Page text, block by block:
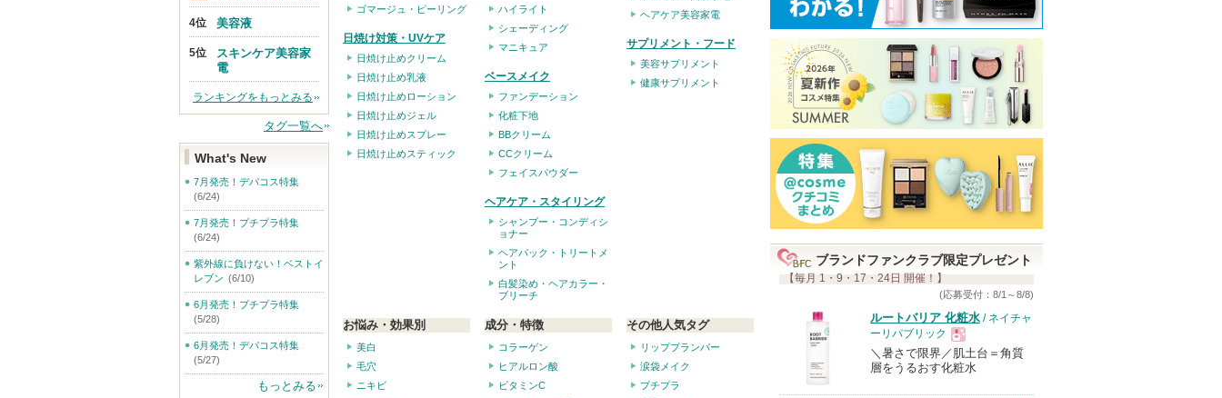
ゴマージュ・ピーリング
日焼け対策・UVケア
日焼け止めクリーム
日焼け止め乳液
日焼け止めローション
日焼け止めジェル
日焼け止めスプレー
日焼け止めスティック
ハイライト
シェーディング
マニキュア
ベースメイク
ファンデーション
化粧下地
BBクリーム
CCクリーム
フェイスパウダー
ヘアケア・スタイリング
シャンプー・コンディシ
ョナー
ヘアパック・トリートメ
ント
白髪染め・ヘアカラー・
ブリーチ
ヘアケア美容家電
サプリメント・フード
美容サプリメント
健康サプリメント
お悩み・効果別
美白
毛穴
ニキビ
成分・特徴
コラーゲン
ヒアルロン酸
ビタミンC
その他人気タグ
リッププランパー
涙袋メイク
プチプラ
ブランドファンクラブ限定プレゼント
【毎月 1・9・17・24日 開催！】
(応募受付：8/1～8/8)
ルートバリア 化粧水 / ネイチャ
ーリパブリック
現
＼暑さで限界／肌土台＝角質
層をうるおす化粧水
美容液
スキンケア美容家
電
ランキングをもっとみる
タグ一覧へ
What's New
7月発売！デパコス特集
(6/24)
7月発売！プチプラ特集
(6/24)
紫外線に負けない！ベストイ
レブン (6/10)
6月発売！プチプラ特集
(5/28)
6月発売！デパコス特集
(5/27)
もっとみる